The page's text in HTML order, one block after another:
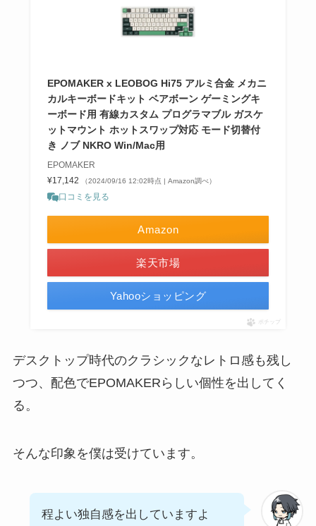
EPOMAKER x LEOBOG Hi75 アルミ合金 メカニ
カルキーボードキット ベアボーン ゲーミングキ
ーボード用 有線カスタム プログラマブル ガスケ
ットマウント ホットスワップ対応 モード切替付
き ノブ NKRO Win/Mac用
EPOMAKER
¥17,142
（2024/09/16 12:02時点 | Amazon調べ）
口コミを見る
Amazon
楽天市場
Yahooショッピング
ポチップ
デスクトップ時代のクラシックなレトロ感も残し
つつ、配色でEPOMAKERらしい個性を出してく
る。
そんな印象を僕は受けています。
程よい独自感を出していますよ